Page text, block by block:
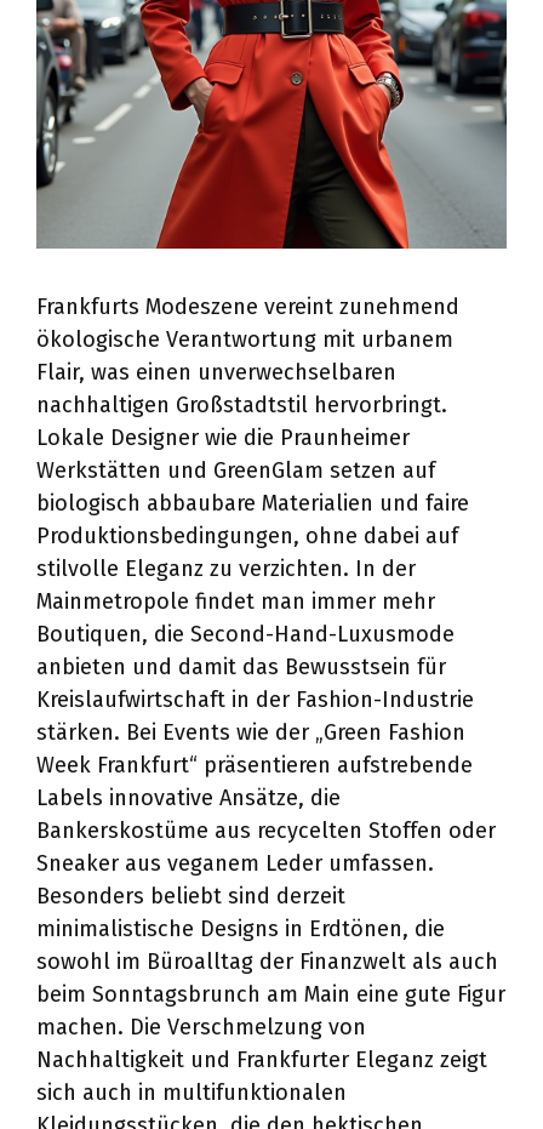
Frankfurts Modeszene vereint zunehmend
ökologische Verantwortung mit urbanem
Flair, was einen unverwechselbaren
nachhaltigen Großstadtstil hervorbringt.
Lokale Designer wie die Praunheimer
Werkstätten und GreenGlam setzen auf
biologisch abbaubare Materialien und faire
Produktionsbedingungen, ohne dabei auf
stilvolle Eleganz zu verzichten. In der
Mainmetropole findet man immer mehr
Boutiquen, die Second-Hand-Luxusmode
anbieten und damit das Bewusstsein für
Kreislaufwirtschaft in der Fashion-Industrie
stärken. Bei Events wie der „Green Fashion
Week Frankfurt“ präsentieren aufstrebende
Labels innovative Ansätze, die
Bankerskostüme aus recycelten Stoffen oder
Sneaker aus veganem Leder umfassen.
Besonders beliebt sind derzeit
minimalistische Designs in Erdtönen, die
sowohl im Büroalltag der Finanzwelt als auch
beim Sonntagsbrunch am Main eine gute Figur
machen. Die Verschmelzung von
Nachhaltigkeit und Frankfurter Eleganz zeigt
sich auch in multifunktionalen